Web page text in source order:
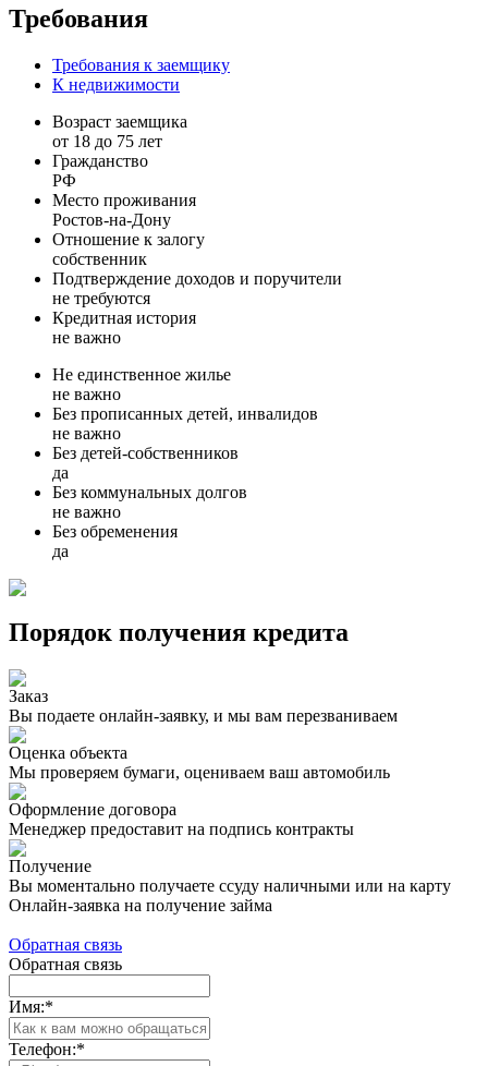
Требования
Требования к заемщику
К недвижимости
Возраст заемщика
от 18 до 75 лет
Гражданство
РФ
Место проживания
Ростов-на-Дону
Отношение к залогу
собственник
Подтверждение доходов и поручители
не требуются
Кредитная история
не важно
Не единственное жилье
не важно
Без прописанных детей, инвалидов
не важно
Без детей-собственников
да
Без коммунальных долгов
не важно
Без обременения
да
Порядок получения кредита
Заказ
Вы подаете онлайн-заявку, и мы вам перезваниваем
Оценка объекта
Мы проверяем бумаги, оцениваем ваш автомобиль
Оформление договора
Менеджер предоставит на подпись контракты
Получение
Вы моментально получаете ссуду наличными или на карту
Онлайн-заявка на получение займа
Обратная связь
Обратная связь
Имя:*
Телефон:*